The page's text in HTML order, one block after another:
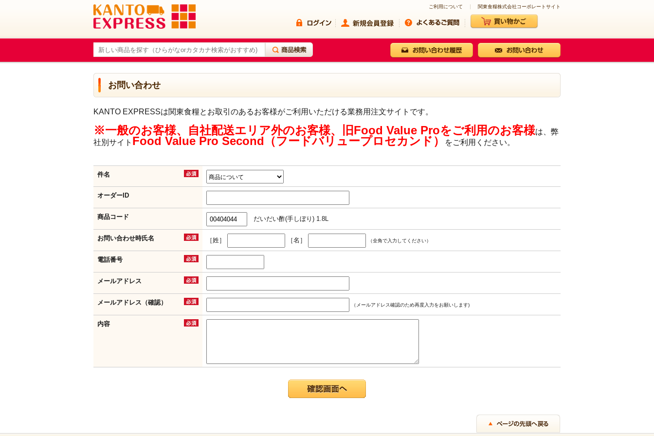
ご利用について 関東食糧株式会社コーポレートサイト
お問い合わせ
KANTO EXPRESSは関東食糧とお取引のあるお客様がご利用いただける業務用注文サイトです。
※一般のお客様、自社配送エリア外のお客様、旧Food Value Proをご利用のお客様は、弊
社別サイト Food Value Pro Second（フードバリュープロセカンド） をご利用ください。
件名
オーダーID
商品コード だいだい酢(手しぼり) 1.8L
お問い合わせ時氏名 ［姓］ ［名］ （全角で入力してください）
電話番号
メールアドレス
メールアドレス（確認） （メールアドレス確認のため再度入力をお願いします)
内容